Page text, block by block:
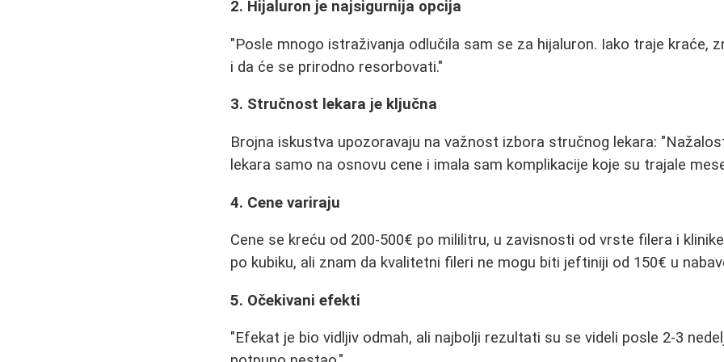
2. Hijaluron je najsigurnija opcija
"Posle mnogo istraživanja odlučila sam se za hijaluron. Iako traje kraće,
i da će se prirodno resorbovati."
3. Stručnost lekara je ključna
Brojna iskustva upozoravaju na važnost izbora stručnog lekara:
lekara samo na osnovu cene i imala sam komplikacije koje su trajale
4. Cene variraju
Cene se kreću od 200-500€ po mililitru, u zavisnosti od vrste filera i
po kubiku, ali znam da kvalitetni fileri ne mogu biti jeftiniji od 150€ u
5. Očekivani efekti
"Efekat je bio vidljiv odmah, ali najbolji rezultati su se videli posle 2-3